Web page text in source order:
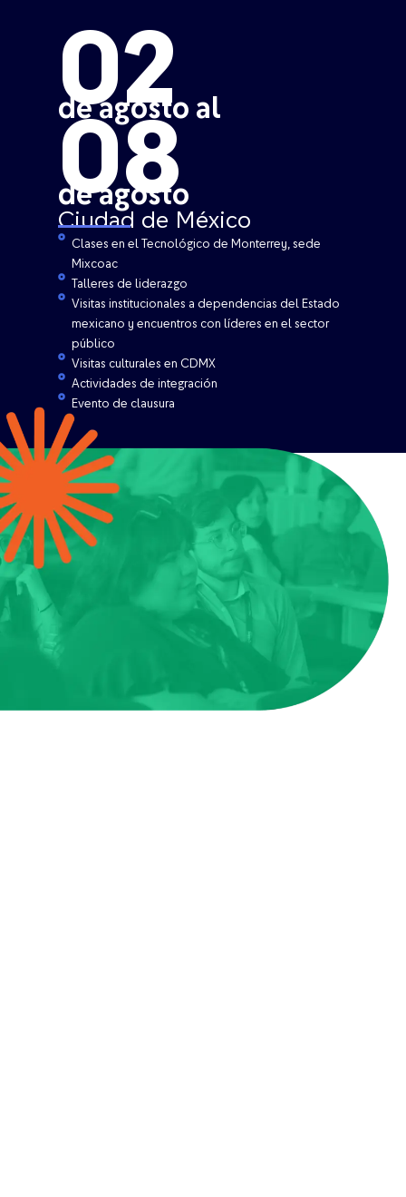
02
de agosto al
08
de agosto
Ciudad de México
Clases en el Tecnológico de Monterrey, sede
Mixcoac
Talleres de liderazgo
Visitas institucionales a dependencias del Estado
mexicano y encuentros con líderes en el sector
público
Visitas culturales en CDMX
Actividades de integración
Evento de clausura